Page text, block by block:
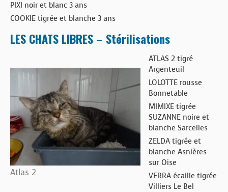
PIXI noir et blanc 3 ans
COOKIE tigrée et blanche 3 ans
LES CHATS LIBRES – Stérilisations
Atlas 2
ATLAS 2 tigré
Argenteuil
LOLOTTE rousse
Bonnetable
MIMIXE tigrée
SUZANNE noire et
blanche Sarcelles
ZELDA tigrée et
blanche Asnières
sur Oise
VERRA écaille tigrée
Villiers Le Bel